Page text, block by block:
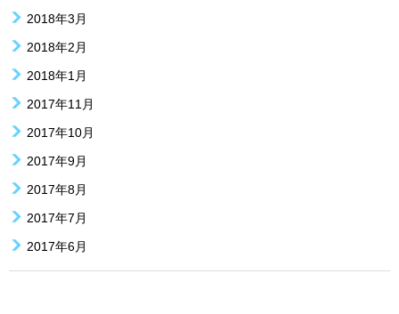
2018年3月
2018年2月
2018年1月
2017年11月
2017年10月
2017年9月
2017年8月
2017年7月
2017年6月